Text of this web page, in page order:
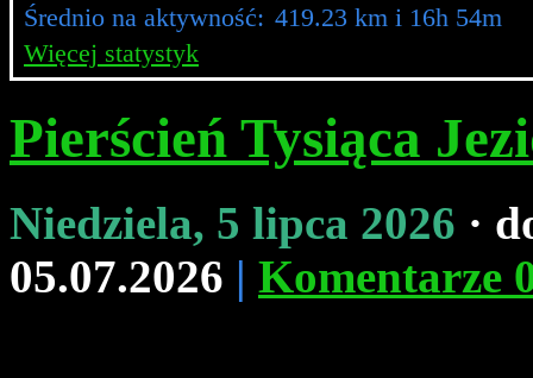
Średnio na aktywność: 419.23 km i 16h 54m
Więcej statystyk
Pierścień Tysiąca
Niedziela, 5 lipca 2026 ·
05.07.2026 | Komentarze